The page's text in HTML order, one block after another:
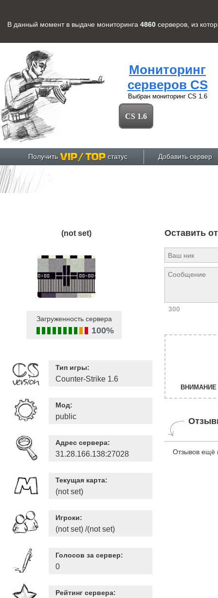
В данный момент в выдаче мониторинга 4860 серверов , из
Мониторинг
серверов CS
Выбран мониторинг CS 1.6
CS 1.6
Получить статус Добавить сервер
(not set)
Загруженность сервера
100%
Тип игры:
Counter-Strike 1.6
Мод:
public
Адрес сервера:
31.28.166.138:27028
Текущая карта:
(not set)
Игроки:
(not set) /(not set)
Голосов за сервер:
0
Рейтинг сервера:
Оставить
300
ВНИМАНИЕ
Отзывов ещё